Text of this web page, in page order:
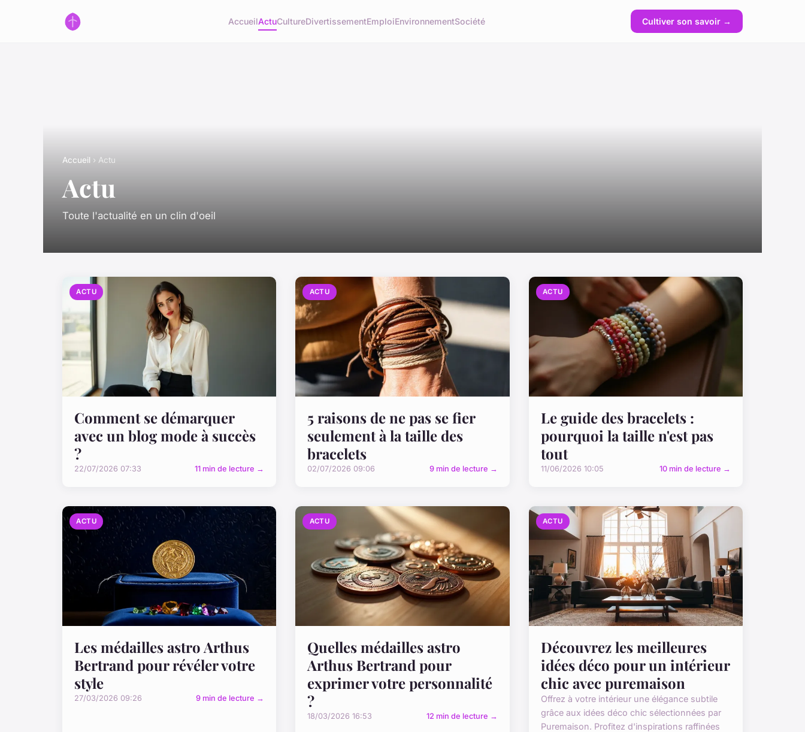
AccueilActuCultureDivertissementEmploiEnvironnementSociété Cultiver son savoir →
Accueil › Actu
Actu
Toute l'actualité en un clin d'oeil
ACTU
Comment se démarquer
avec un blog mode à succès
?
22/07/2026 07:33 11 min de lecture →
ACTU
5 raisons de ne pas se fier
seulement à la taille des
bracelets
02/07/2026 09:06 9 min de lecture →
ACTU
Le guide des bracelets :
pourquoi la taille n'est pas
tout
11/06/2026 10:05 10 min de lecture →
ACTU
Les médailles astro Arthus
Bertrand pour révéler votre
style
27/03/2026 09:26 9 min de lecture →
ACTU
Quelles médailles astro
Arthus Bertrand pour
exprimer votre personnalité
?
18/03/2026 16:53 12 min de lecture →
ACTU
Découvrez les meilleures
idées déco pour un intérieur
chic avec puremaison
Offrez à votre intérieur une élégance subtile
grâce aux idées déco chic sélectionnées par
Puremaison. Profitez d'inspirations raffinées